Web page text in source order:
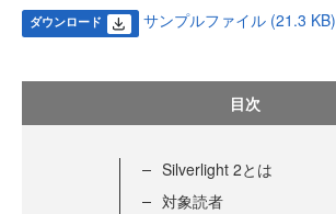
ダウンロード サンプルファイル (21.3 KB)
目次
Silverlight 2とは
対象読者